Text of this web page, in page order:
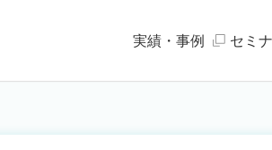
実績・事例 セミ